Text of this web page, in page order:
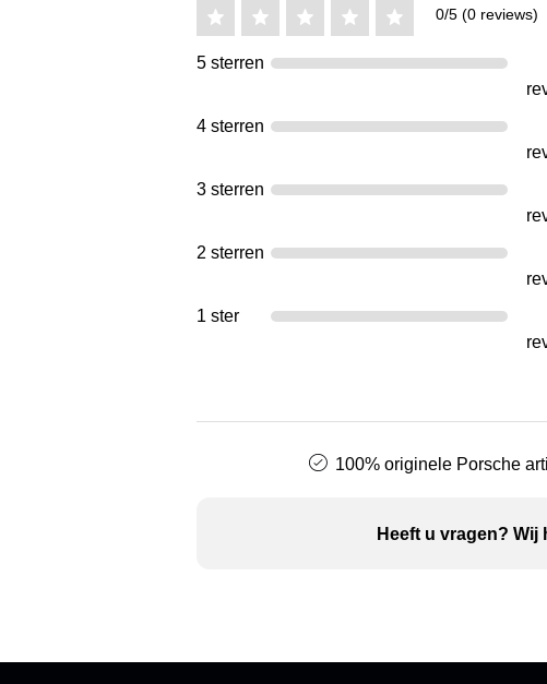
0/5 (0 reviews)
5 sterren
4 sterren
3 sterren
2 sterren
1 ster
100% originele Porsche
Heeft u vragen? Wij